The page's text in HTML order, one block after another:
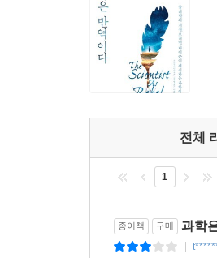
위업을 이뤄놓고 말
물리학자들의 이야기
로버트 오펜하이머의
4부는 성찰하는 과
초자연현상 문제에 대
과학사를 바꿔놓은 위
다이슨은 ‘결코 틀리
상상력의 산물이라는
그들은 독창적이고
제기한 토머스 골드(1
전체
1
종이책 구매 과학